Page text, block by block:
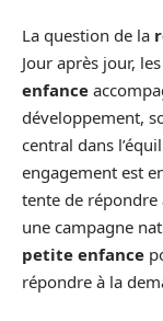
La question de la
Jour après jour,
enfance
développement,
central dans
engagement est
tente de répondre
une campagne
petite enfance
répondre à la